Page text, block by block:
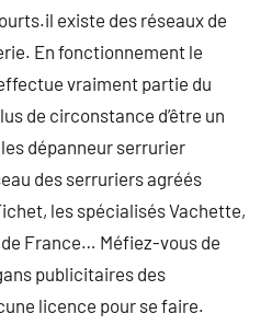
existe des réseaux de
En fonctionnement le
vraiment partie du
de circonstance d’être un
dépanneur serrurier
des serruriers agréés
les spécialisés Vachette,
France… Méfiez-vous de
publicitaires des
licence pour se faire.